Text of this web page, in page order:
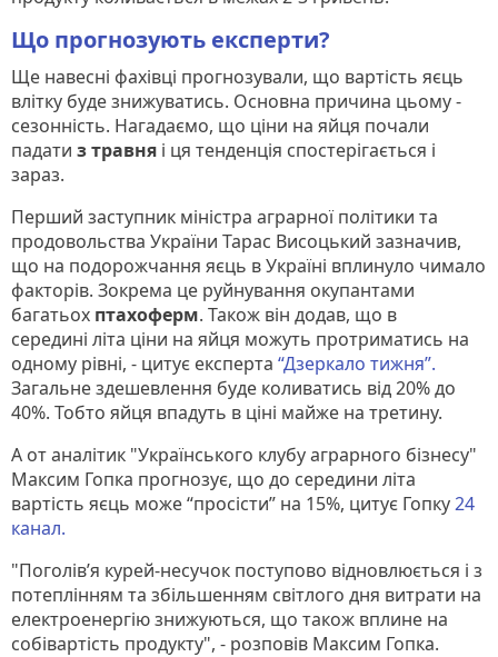
Що прогнозують експерти?
Ще навесні фахівці прогнозували, що вартість яєць
влітку буде знижуватись. Основна причина цьому -
сезонність. Нагадаємо, що ціни на яйця почали
падати з травня і ця тенденція спостерігається і
зараз.
Перший заступник міністра аграрної політики та
продовольства України Тарас Висоцький зазначив,
що на подорожчання яєць в Україні вплинуло чимало
факторів. Зокрема це руйнування окупантами
багатьох птахоферм. Також він додав, що в
середині літа ціни на яйця можуть протриматись на
одному рівні, - цитує експерта “Дзеркало тижня”.
Загальне здешевлення буде коливатись від 20% до
40%. Тобто яйця впадуть в ціні майже на третину.
А от аналітик "Українського клубу аграрного бізнесу"
Максим Гопка прогнозує, що до середини літа
вартість яєць може “просісти” на 15%, цитує Гопку24
канал.
"Поголів’я курей-несучок поступово відновлюється і з
потеплінням та збільшенням світлого дня витрати на
електроенергію знижуються, що також вплине на
собівартість продукту", - розповів Максим Гопка.